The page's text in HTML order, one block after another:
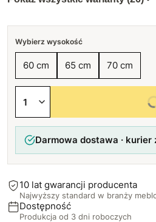
Wybierz wysokość
60 cm 65 cm 70 cm
Wybierz
Darmowa dostawa · kurier
10 lat gwarancji producenta
Najwyższy standard w branży
Dostępność
Produkcja od 3 dni roboczych